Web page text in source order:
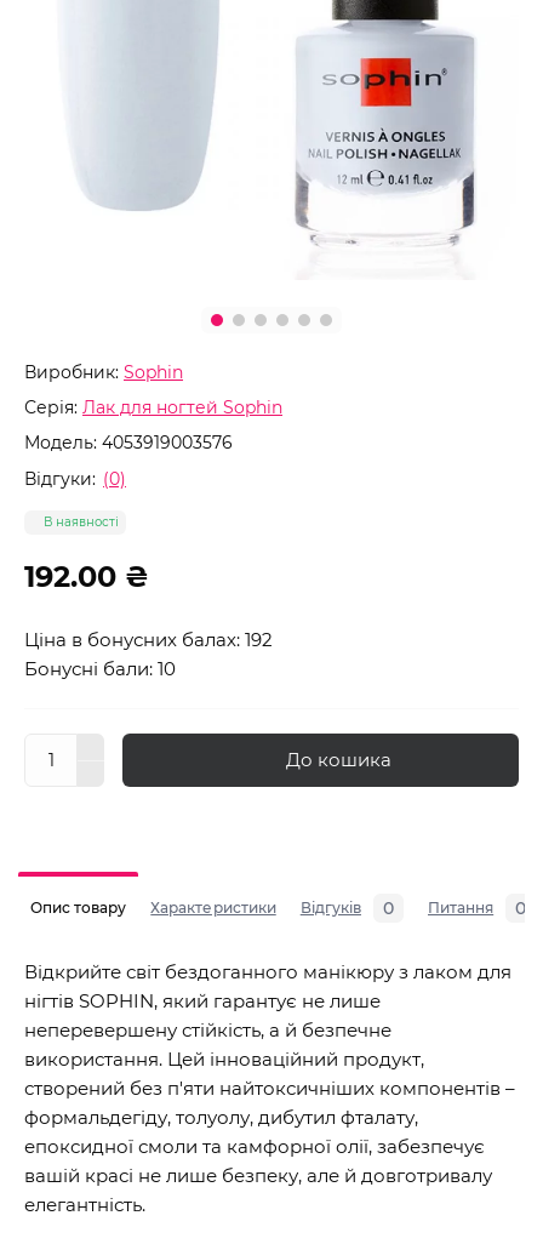
Виробник: Sophin
Серія: Лак для ногтей Sophin
Модель: 4053919003576
Відгуки: (0)
В наявності
192.00 ₴
Ціна в бонусних балах: 192
Бонусні бали: 10
До кошика
Опис товару Характеристики Відгуків 0 Питання 0
Відкрийте світ бездоганного манікюру з лаком для
нігтів SOPHIN, який гарантує не лише
неперевершену стійкість, а й безпечне
використання. Цей інноваційний продукт,
створений без п'яти найтоксичніших компонентів –
формальдегіду, толуолу, дибутил фталату,
епоксидної смоли та камфорної олії, забезпечує
вашій красі не лише безпеку, але й довготривалу
елегантність.